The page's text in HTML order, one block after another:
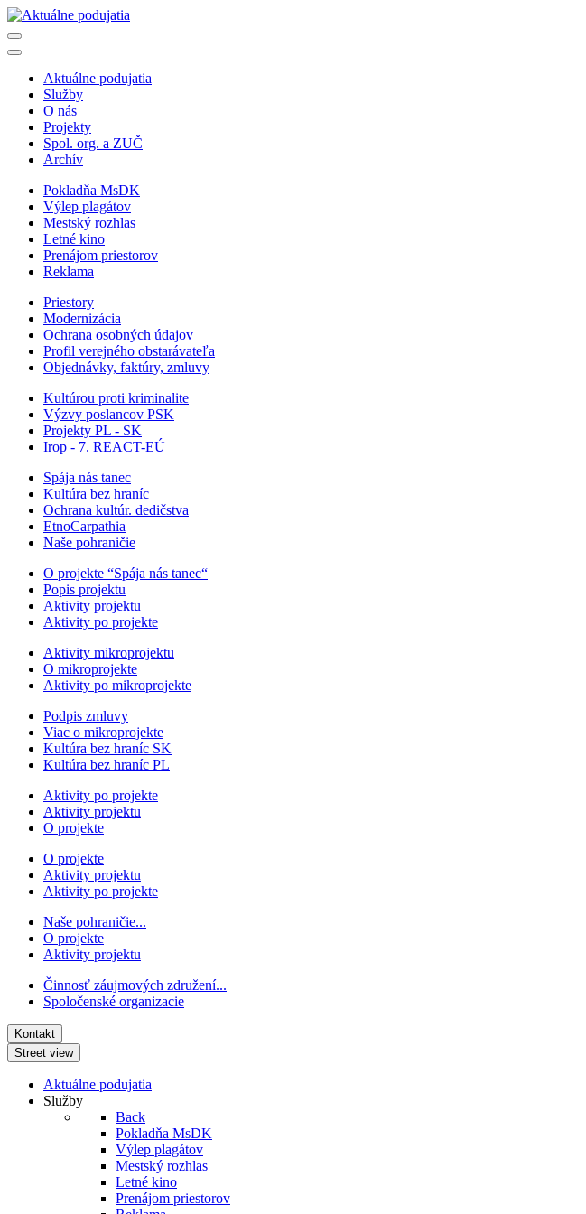
Aktuálne podujatia
Služby
O nás
Projekty
Spol. org. a ZUČ
Archív
Pokladňa MsDK
Výlep plagátov
Mestský rozhlas
Letné kino
Prenájom priestorov
Reklama
Priestory
Modernizácia
Ochrana osobných údajov
Profil verejného obstarávateľa
Objednávky, faktúry, zmluvy
Kultúrou proti kriminalite
Výzvy poslancov PSK
Projekty PL - SK
Irop - 7. REACT-EÚ
Spája nás tanec
Kultúra bez hraníc
Ochrana kultúr. dedičstva
EtnoCarpathia
Naše pohraničie
O projekte “Spája nás tanec“
Popis projektu
Aktivity projektu
Aktivity po projekte
Aktivity mikroprojektu
O mikroprojekte
Aktivity po mikroprojekte
Podpis zmluvy
Viac o mikroprojekte
Kultúra bez hraníc SK
Kultúra bez hraníc PL
Aktivity po projekte
Aktivity projektu
O projekte
O projekte
Aktivity projektu
Aktivity po projekte
Naše pohraničie...
O projekte
Aktivity projektu
Činnosť záujmových združení...
Spoločenské organizacie
Kontakt
Street view
Aktuálne podujatia
Služby
Back
Pokladňa MsDK
Výlep plagátov
Mestský rozhlas
Letné kino
Prenájom priestorov